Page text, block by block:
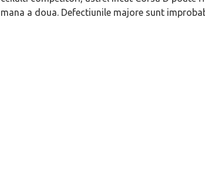
mana a doua. Defectiunile majore sunt